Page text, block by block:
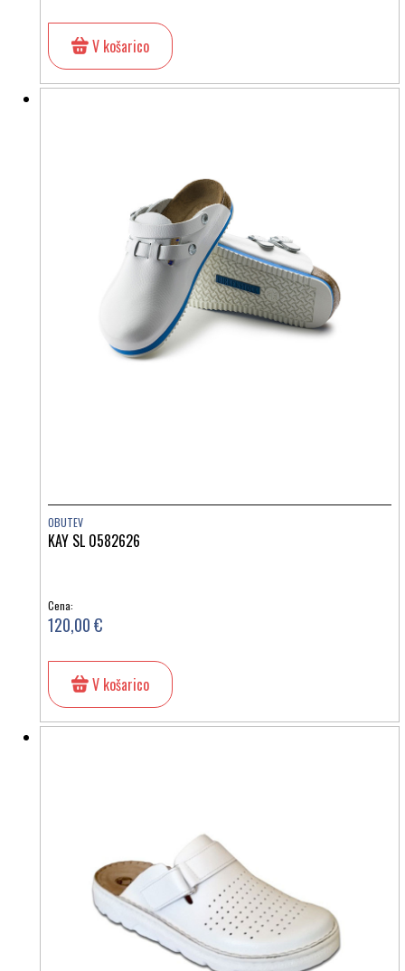
V košarico
OBUTEV
KAY SL 0582626
Cena:
120,00 €
V košarico